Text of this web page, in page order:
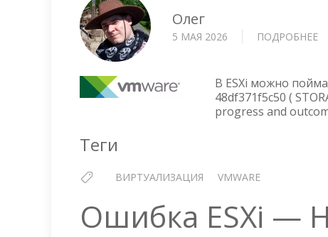
Олег
5 МАЯ 2026 ПОДРОБНЕЕ
В ESXi можно
48df371f5c50 (
progress and
Теги
ВИРТУАЛИЗАЦИЯ VMWARE
Ошибка ESXi —